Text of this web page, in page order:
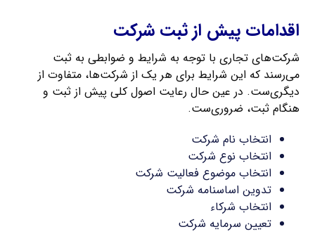
اقدامات پیش از ثبت شرکت
شرکت‌های تجاری با توجه به شرایط و ضوابطی به ثبت
می‌رسند که این شرایط برای هر یک از شرکت‌ها، متفاوت از
دیگری‌ست. در عین حال رعایت اصول کلی پیش از ثبت و
هنگام ثبت، ضروری‌ست.
انتخاب نام شرکت
انتخاب نوع شرکت
انتخاب موضوع فعالیت شرکت
تدوین اساسنامه شرکت
انتخاب شرکاء
تعیین سرمایه شرکت